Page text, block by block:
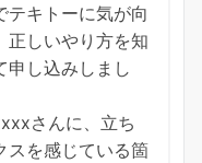
テキトーに気が向
正しいやり方を知
申し込みしまし
さんに、立ち
スを感じている箇